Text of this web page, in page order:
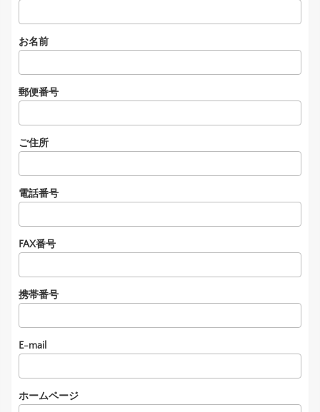
お名前
郵便番号
ご住所
電話番号
FAX番号
携帯番号
E-mail
ホームページ